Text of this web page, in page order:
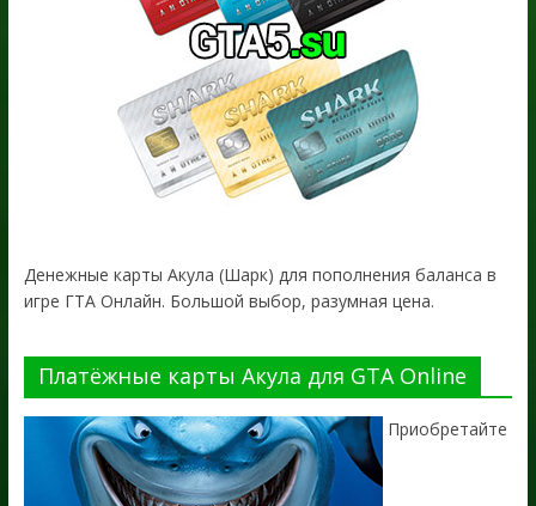
Денежные карты Акула (Шарк) для пополнения баланса в
игре ГТА Онлайн. Большой выбор, разумная цена.
Платёжные карты Акула для GTA Online
Приобретайте